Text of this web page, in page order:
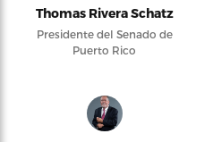
Thomas Rivera Schatz
Presidente del Senado de
Puerto Rico